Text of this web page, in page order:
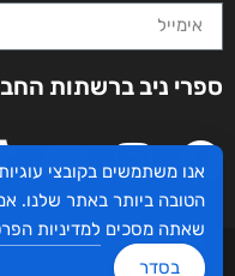
ספרי ניב ברשתות
עיצוב ובניית האתר: ספרי ניב © כל
אנו משתמשים בקובצי
הטובה ביותר באתר שלנו.
שאתה מסכים למדיניות
בסדר